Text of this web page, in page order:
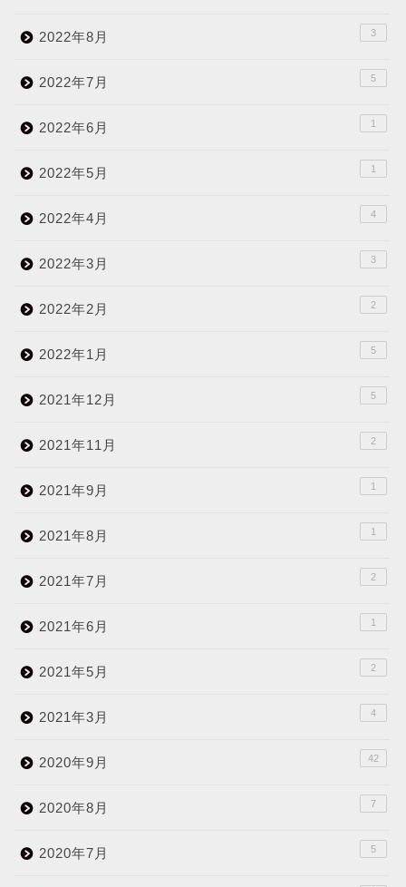
2022年8月 3
2022年7月 5
2022年6月 1
2022年5月 1
2022年4月 4
2022年3月 3
2022年2月 2
2022年1月 5
2021年12月 5
2021年11月 2
2021年9月 1
2021年8月 1
2021年7月 2
2021年6月 1
2021年5月 2
2021年3月 4
2020年9月 42
2020年8月 7
2020年7月 5